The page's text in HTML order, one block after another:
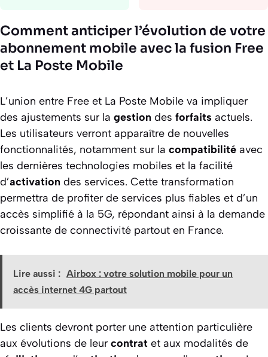
Comment anticiper l’évolution de votre
abonnement mobile avec la fusion Free
et La Poste Mobile
L’union entre Free et La Poste Mobile va impliquer
des ajustements sur la gestion des forfaits actuels.
Les utilisateurs verront apparaître de nouvelles
fonctionnalités, notamment sur la compatibilité avec
les dernières technologies mobiles et la facilité
d’activation des services. Cette transformation
permettra de profiter de services plus fiables et d’un
accès simplifié à la 5G, répondant ainsi à la demande
croissante de connectivité partout en France.
Lire aussi : Airbox : votre solution mobile pour un
accès internet 4G partout
Les clients devront porter une attention particulière
aux évolutions de leur contrat et aux modalités de